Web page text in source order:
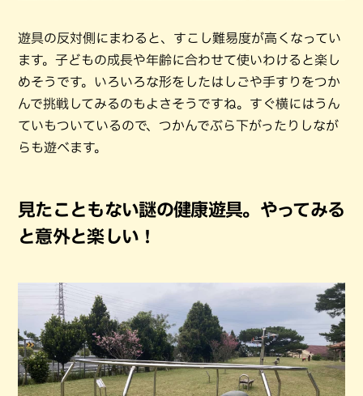
遊具の反対側にまわると、すこし難易度が高くなってい
ます。子どもの成長や年齢に合わせて使いわけると楽し
めそうです。いろいろな形をしたはしごや手すりをつか
んで挑戦してみるのもよさそうですね。すぐ横にはうん
ていもついているので、つかんでぶら下がったりしなが
らも遊べます。
見たこともない謎の健康遊具。やってみる
と意外と楽しい！